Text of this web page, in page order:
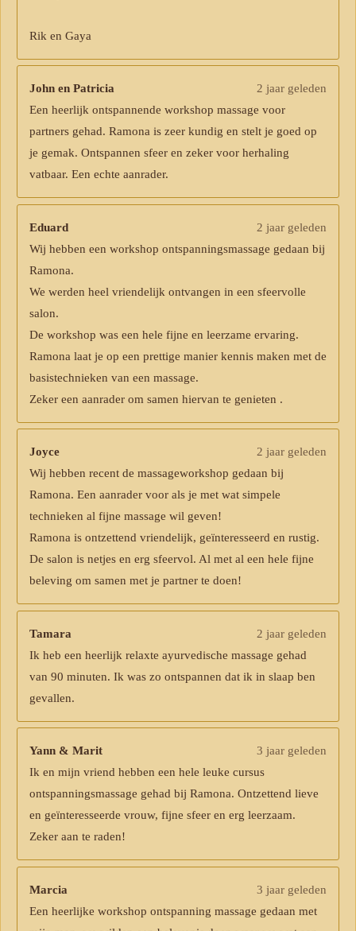
Rik en Gaya
John en Patricia
2 jaar geleden
Een heerlijk ontspannende workshop massage voor
partners gehad. Ramona is zeer kundig en stelt je goed op
je gemak. Ontspannen sfeer en zeker voor herhaling
vatbaar. Een echte aanrader.
Eduard
2 jaar geleden
Wij hebben een workshop ontspanningsmassage gedaan bij
Ramona.
We werden heel vriendelijk ontvangen in een sfeervolle
salon.
De workshop was een hele fijne en leerzame ervaring.
Ramona laat je op een prettige manier kennis maken met de
basistechnieken van een massage.
Zeker een aanrader om samen hiervan te genieten .
Joyce
2 jaar geleden
Wij hebben recent de massageworkshop gedaan bij
Ramona. Een aanrader voor als je met wat simpele
technieken al fijne massage wil geven!
Ramona is ontzettend vriendelijk, geïnteresseerd en rustig.
De salon is netjes en erg sfeervol. Al met al een hele fijne
beleving om samen met je partner te doen!
Tamara
2 jaar geleden
Ik heb een heerlijk relaxte ayurvedische massage gehad
van 90 minuten. Ik was zo ontspannen dat ik in slaap ben
gevallen.
Yann & Marit
3 jaar geleden
Ik en mijn vriend hebben een hele leuke cursus
ontspanningsmassage gehad bij Ramona. Ontzettend lieve
en geïnteresseerde vrouw, fijne sfeer en erg leerzaam.
Zeker aan te raden!
Marcia
3 jaar geleden
Een heerlijke workshop ontspanning massage gedaan met